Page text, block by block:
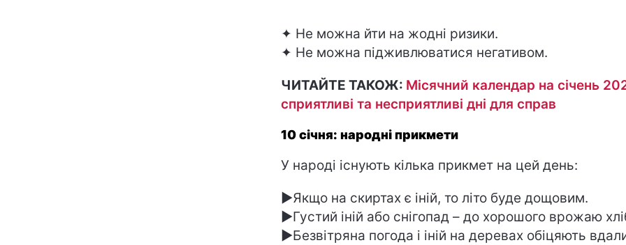
✦ Не можна йти на жодні ризики.
✦ Не можна підживлюватися негативом.
ЧИТАЙТЕ ТАКОЖ: Місячний календар на січень
сприятливі та несприятливі дні для справ
10 січня: народні прикмети
У народі існують кілька прикмет на цей день:
►Якщо на скиртах є іній, то літо буде дощовим.
►Густий іній або снігопад – до хорошого врожаю
►Безвітряна погода і іній на деревах обіцяють